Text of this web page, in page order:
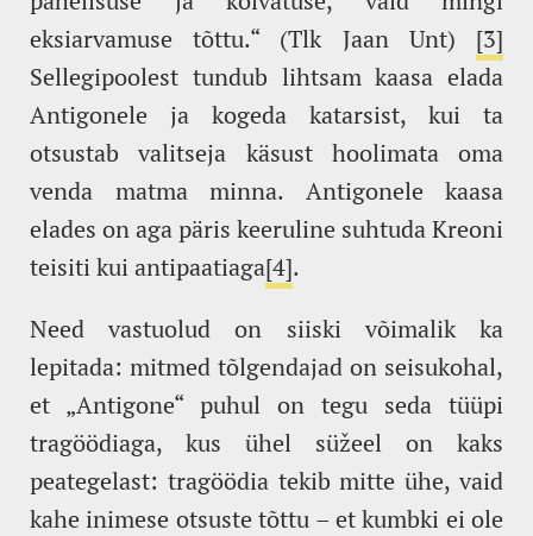
eksiarvamuse tõttu.“ (Tlk Jaan Unt) [3]
Sellegipoolest tundub lihtsam kaasa elada
Antigonele ja kogeda katarsist, kui ta
otsustab valitseja käsust hoolimata oma
venda matma minna. Antigonele kaasa
elades on aga päris keeruline suhtuda Kreoni
teisiti kui antipaatiaga[4].
Need vastuolud on siiski võimalik ka
lepitada: mitmed tõlgendajad on seisukohal,
et „Antigone“ puhul on tegu seda tüüpi
tragöödiaga, kus ühel süžeel on kaks
peategelast: tragöödia tekib mitte ühe, vaid
kahe inimese otsuste tõttu – et kumbki ei ole